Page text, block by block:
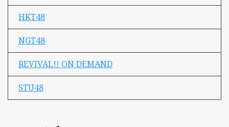
HKT48
NGT48
REVIVAL!! ON DEMAND
STU48